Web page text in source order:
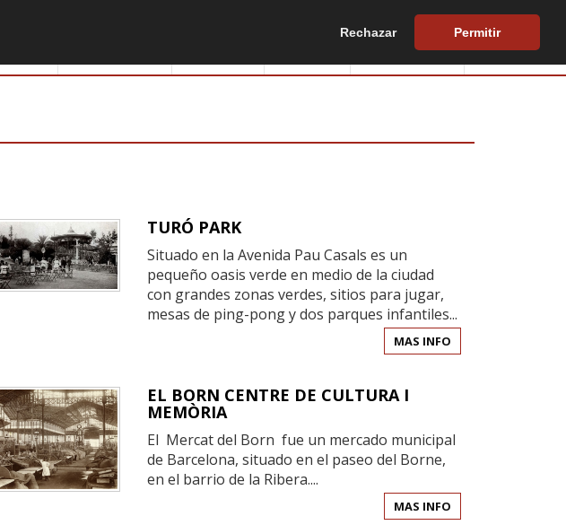
Rechazar Permitir
Hazte socio Biblioteca
TURÓ PARK
Situado en la Avenida Pau Casals es un
pequeño oasis verde en medio de la ciudad
con grandes zonas verdes, sitios para jugar,
mesas de ping-pong y dos parques infantiles...
MAS INFO
EL BORN CENTRE DE CULTURA I
MEMÒRIA
El Mercat del Born fue un mercado municipal
de Barcelona, situado en el paseo del Borne,
en el barrio de la Ribera....
MAS INFO